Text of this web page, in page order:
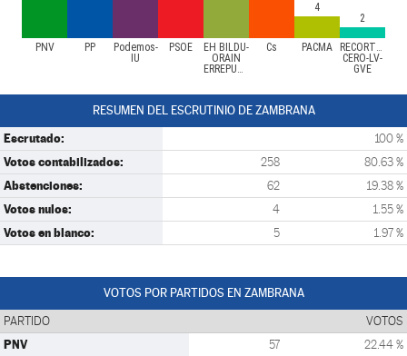
PNV PP
Podemos-
IU
PSOE
EH BILDU-
ORAIN
ERREPUBLIKAK
Cs PACMA
RECORTES
CERO-LV-
GVE
4
2
RESUMEN DEL ESCRUTINIO DE ZAMBRANA
Escrutado: 100 %
Votos contabilizados: 258 80.63 %
Abstenciones: 62 19.38 %
Votos nulos: 4 1.55 %
Votos en blanco: 5 1.97 %
VOTOS POR PARTIDOS EN ZAMBRANA
PARTIDO VOTOS
PNV 57 22.44 %